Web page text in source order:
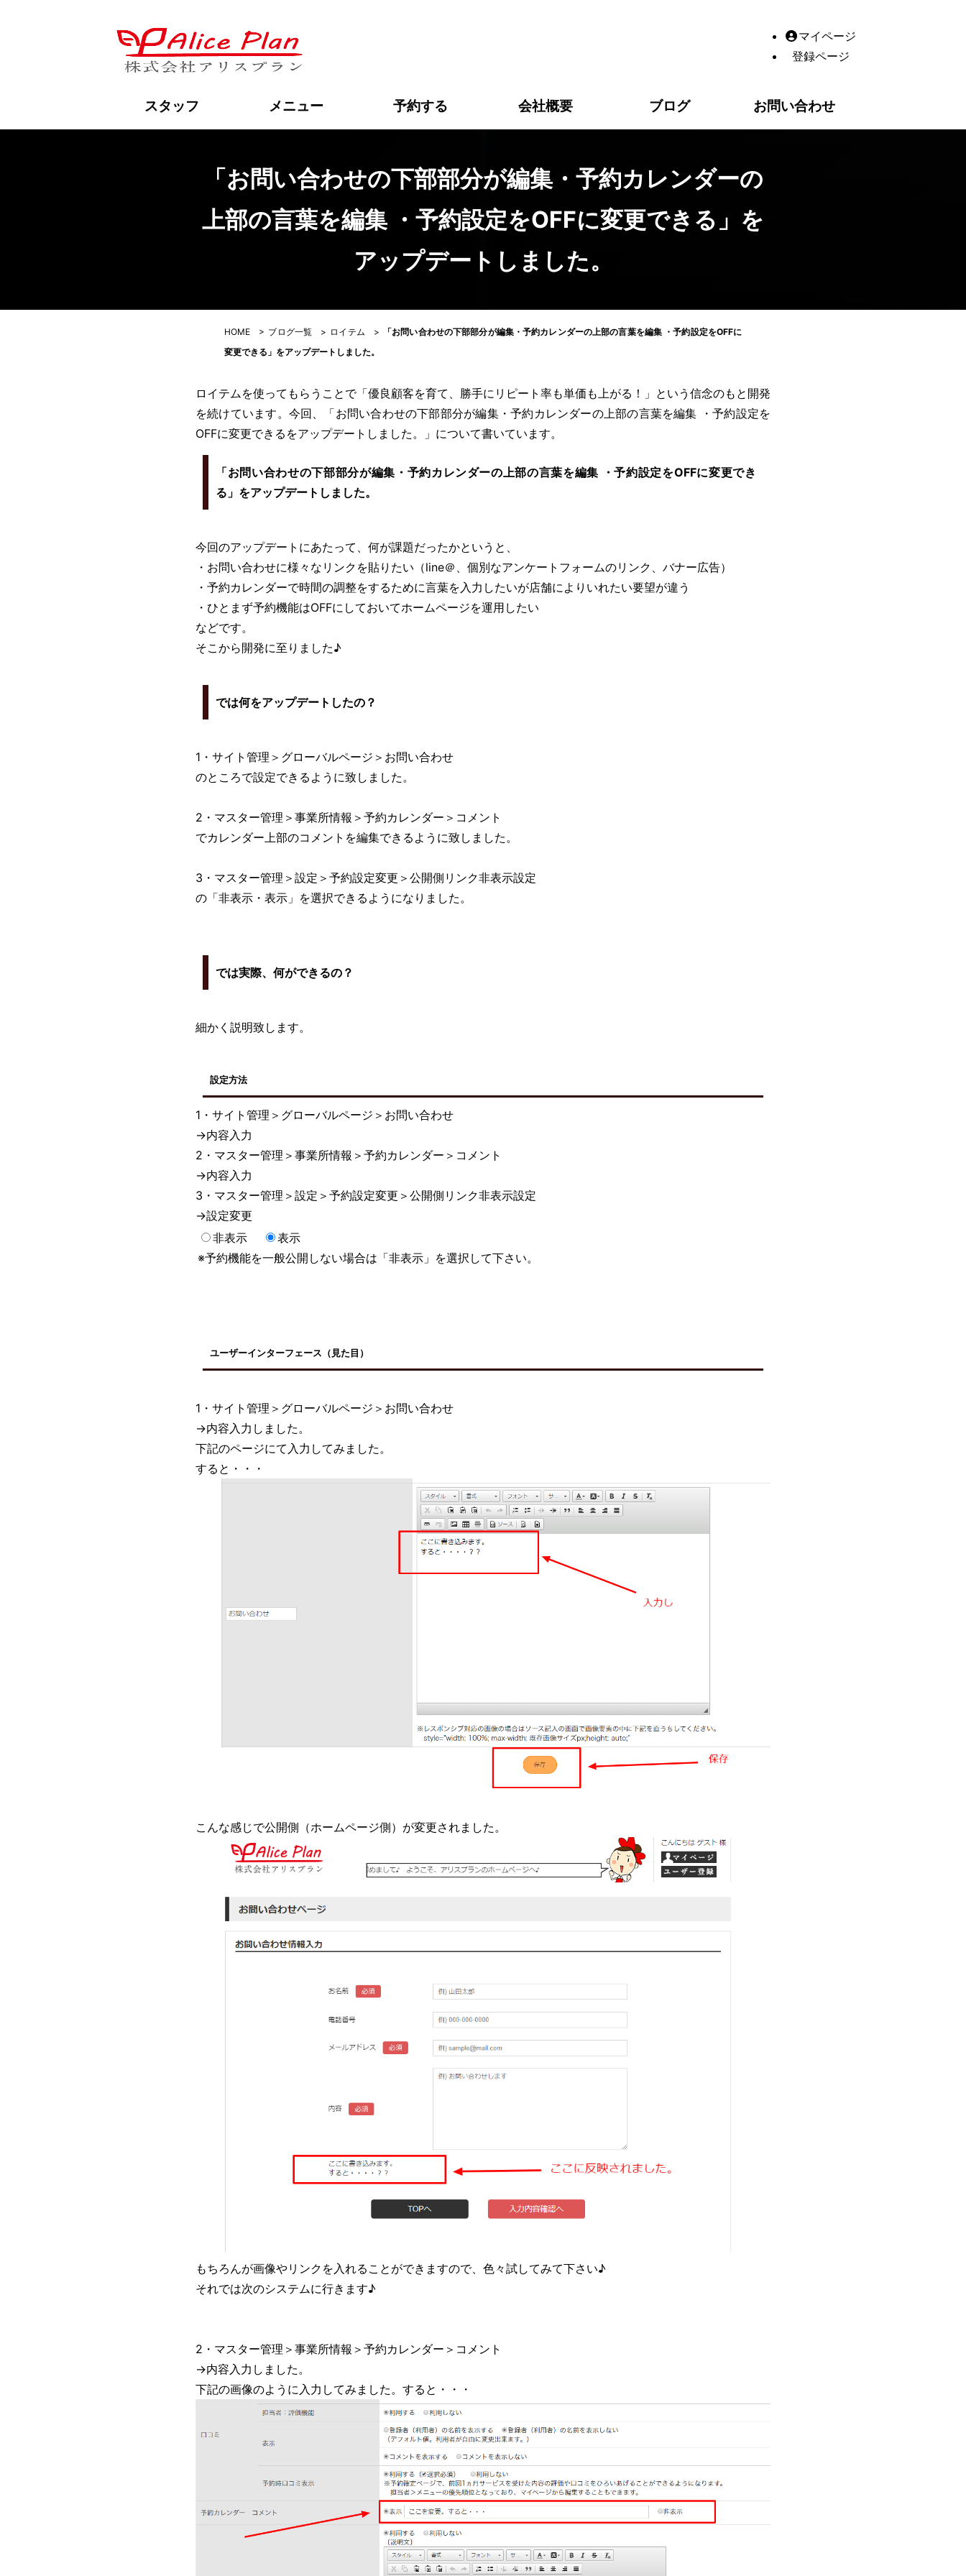
マイページ
登録ページ
「お問い合わせの下部部分が編集・予約カレンダーの上部の言葉を編集 ・予約設定をOFFに変更できる」をアップデートし
スタッフ メニュー 予約する 会社概要 ブログ お問い合わせ
「お問い合わせの下部部分が編集・予約カレンダーの
上部の言葉を編集 ・予約設定をOFFに変更できる」を
アップデートしました。
HOME > ブログ一覧 > ロイテム >
「お問い合わせの下部部分が編集・予約カレンダーの上部の言葉を編集 ・予約設定をOFFに
変更できる」をアップデートしました。
ロイテムを使ってもらうことで「優良顧客を育て、勝手にリピート率も単価も上がる！」という信念のもと開発
を続けています。今回、「お問い合わせの下部部分が編集・予約カレンダーの上部の言葉を編集 ・予約設定を
OFFに変更できるをアップデートしました。」について書いています。
「お問い合わせの下部部分が編集・予約カレンダーの上部の言葉を編集 ・予約設定をOFFに変更でき
る」をアップデートしました。
今回のアップデートにあたって、何が課題だったかというと、
・お問い合わせに様々なリンクを貼りたい（line＠、個別なアンケートフォームのリンク、バナー広告）
・予約カレンダーで時間の調整をするために言葉を入力したいが店舗によりいれたい要望が違う
・ひとまず予約機能はOFFにしておいてホームページを運用したい
などです。
そこから開発に至りました♪
では何をアップデートしたの？
1・サイト管理＞グローバルページ＞お問い合わせ
のところで設定できるように致しました。
2・マスター管理＞事業所情報＞予約カレンダー＞コメント
でカレンダー上部のコメントを編集できるように致しました。
3・マスター管理＞設定＞予約設定変更＞公開側リンク非表示設定
の「非表示・表示」を選択できるようになりました。
では実際、何ができるの？
細かく説明致します。
設定方法
1・サイト管理＞グローバルページ＞お問い合わせ
→内容入力
2・マスター管理＞事業所情報＞予約カレンダー＞コメント
→内容入力
3・マスター管理＞設定＞予約設定変更＞公開側リンク非表示設定
→設定変更
非表示
表示
※予約機能を一般公開しない場合は「非表示」を選択して下さい。
ユーザーインターフェース（見た目）
1・サイト管理＞グローバルページ＞お問い合わせ
→内容入力しました。
下記のページにて入力してみました。
すると・・・
こんな感じで公開側（ホームページ側）が変更されました。
もちろんが画像やリンクを入れることができますので、色々試してみて下さい♪
それでは次のシステムに行きます♪
2・マスター管理＞事業所情報＞予約カレンダー＞コメント
→内容入力しました。
下記の画像のように入力してみました。すると・・・